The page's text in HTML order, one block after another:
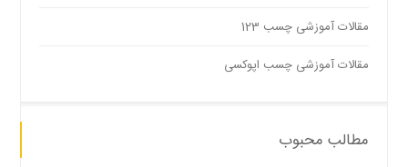
مقالات آموزشی چسب 123
مقالات آموزشی چسب اپوکسی
مطالب محبوب